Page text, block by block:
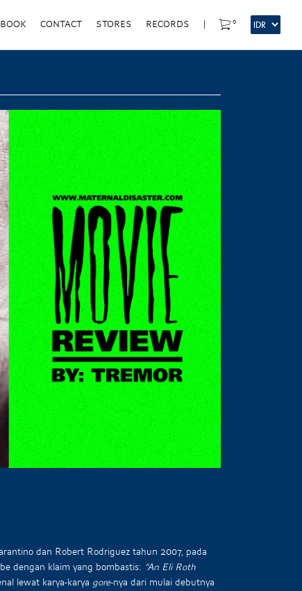
CONTACT STORES RECORDS 0
dan Robert Rodriguez tahun 2007, pada
dengan klaim yang bombastis: “An Eli Roth
lewat karya-karya gore-nya dari mulai debutnya